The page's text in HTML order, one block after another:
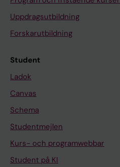
Uppdragsutbildning
Forskarutbildning
Student
Ladok
Canvas
Schema
Studentmejlen
Kurs- och programwebbar
Student på KI